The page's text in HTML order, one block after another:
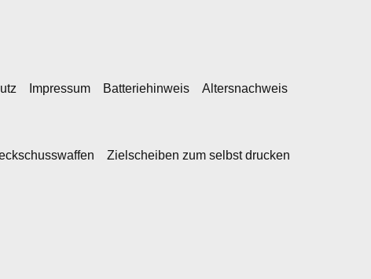
Impressum Batteriehinweis Altersnachweis
Zielscheiben zum selbst drucken